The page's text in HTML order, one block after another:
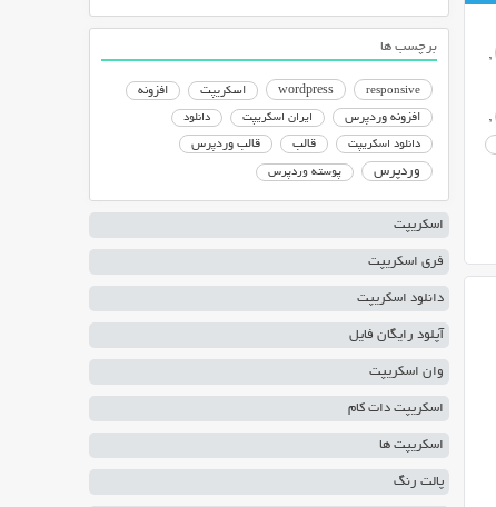
,
,
برچسب ها
responsive
wordpress اسکریپت
افزونه
افزونه وردپرس
ایران اسکریپت دانلود
دانلود اسکریپت قالب قالب وردپرس
وردپرس پوسته وردپرس
اسکریپت
فری اسکریپت
دانلود اسکریپت
آپلود رایگان فایل
وان اسکریپت
اسکریپت دات کام
اسکریپت ها
پالت رنگ